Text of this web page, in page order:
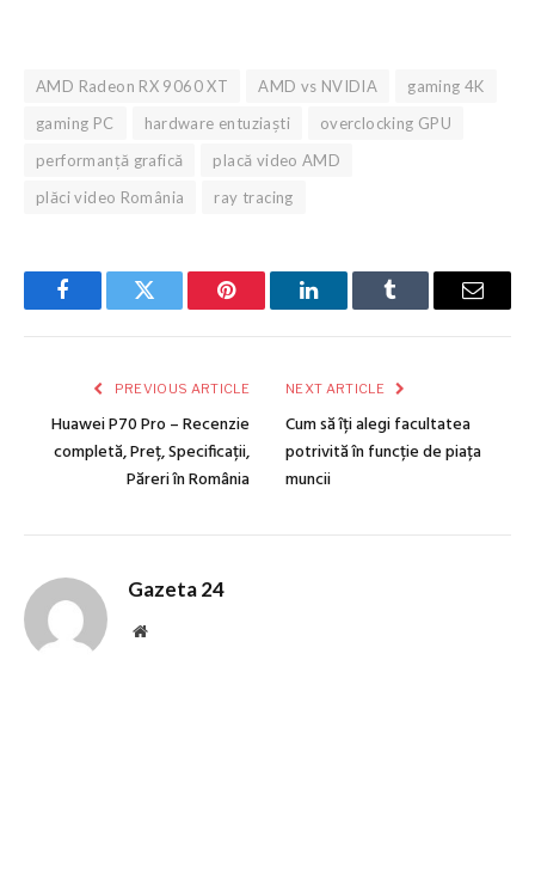
AMD Radeon RX 9060 XT AMD vs NVIDIA
gaming 4K
gaming PC
hardware entuziaști
overclocking GPU
performanță grafică
placă video AMD
plăci video România
ray tracing
FacebookTwitter Pinterest LinkedInTumblr Email
PREVIOUS ARTICLE
Huawei P70 Pro – Recenzie
completă, Preț, Specificații,
Păreri în România
NEXT ARTICLE
Cum să îți alegi facultatea
potrivită în funcție de piața
muncii
Gazeta 24
Website